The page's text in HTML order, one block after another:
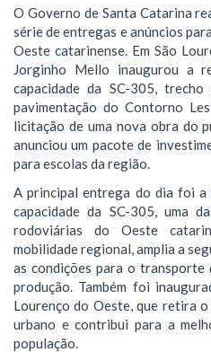
O Governo de Santa Catarina
série de entregas e anúncios
Oeste catarinense. Em São
Jorginho Mello inaugurou a
capacidade da SC-305,
pavimentação do Contorno
licitação de uma nova obra do
anunciou um pacote de
para escolas da região.
A principal entrega do dia foi a
capacidade da SC-305, uma
rodoviárias do Oeste
mobilidade regional, amplia a
as condições para o transporte
produção. Também foi
Lourenço do Oeste, que retira
urbano e contribui para a
população.